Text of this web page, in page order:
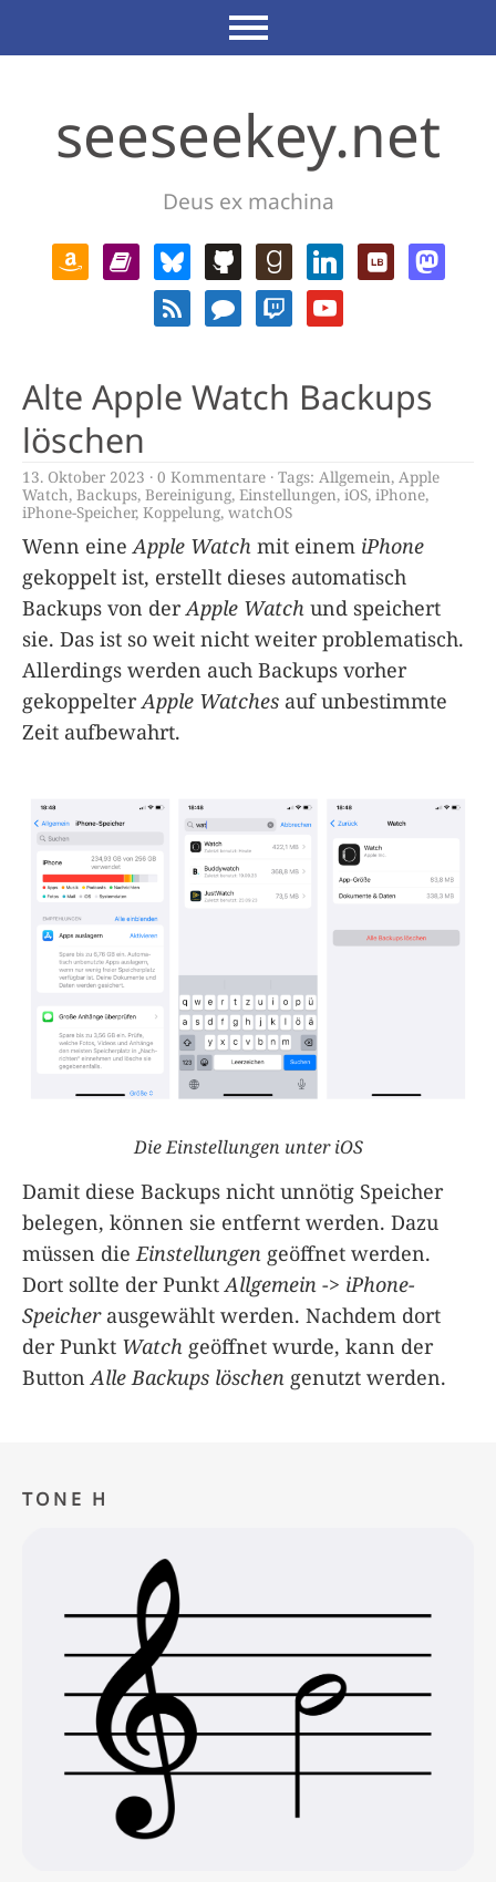
seeseekey.net
Deus ex machina
Alte Apple Watch Backups
löschen
13. Oktober 2023 0 Kommentare Tags: Allgemein, Apple
Watch, Backups, Bereinigung, Einstellungen,iOS, iPhone,
iPhone-Speicher, Koppelung,watchOS
Wenn eine Apple Watch mit einem iPhone
gekoppelt ist, erstellt dieses automatisch
Backups von derApple Watch und speichert
sie. Das ist so weit nicht weiter problematisch.
Allerdings werden auch Backups vorher
gekoppelterApple Watches auf unbestimmte
Zeit aufbewahrt.
Die Einstellungen unter iOS
Damit diese Backups nicht unnötig Speicher
belegen, können sie entfernt werden. Dazu
müssen dieEinstellungen geöffnet werden.
Dort sollte der PunktAllgemein -> iPhone-
Speicherausgewählt werden. Nachdem dort
der Punkt Watch geöffnet wurde, kann der
ButtonAlle Backups löschen genutzt werden.
TONE H